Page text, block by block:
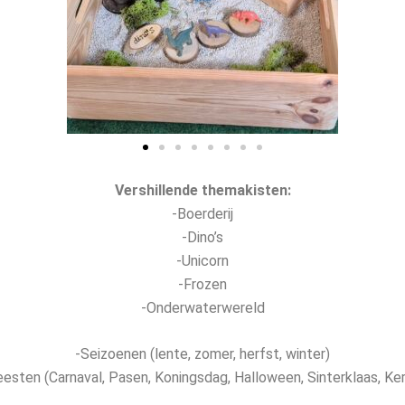
Vershillende themakisten:
-Boerderij
-Dino’s
-Unicorn
-Frozen
-Onderwaterwereld
-Seizoenen (lente, zomer, herfst, winter)
(Carnaval, Pasen, Koningsdag, Halloween, Sinterklaas,